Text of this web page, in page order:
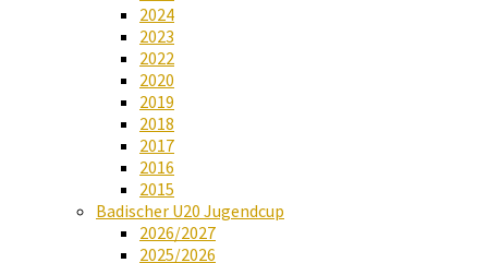
2024
2023
2022
2020
2019
2018
2017
2016
2015
Badischer U20 Jugendcup
2026/2027
2025/2026